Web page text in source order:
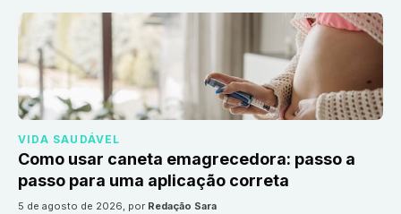
VIDA SAUDÁVEL
Como usar caneta emagrecedora: passo a
passo para uma aplicação correta
5 de agosto de 2026, por Redação Sara